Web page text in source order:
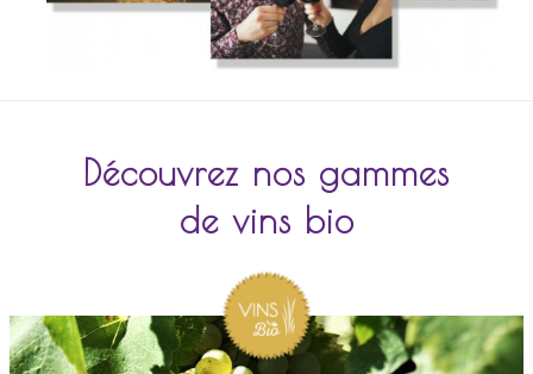
Découvrez nos gammes
de vins bio